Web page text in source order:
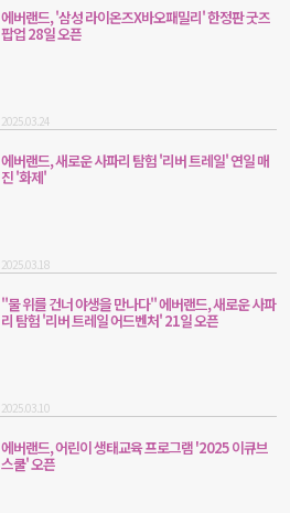
에버랜드, '삼성 라이온즈X바오패밀리' 한정판 굿즈
팝업 28일 오픈
2025.03.24
에버랜드, 새로운 사파리 탐험 '리버 트레일' 연일 매
진 '화제'
2025.03.18
"물 위를 건너 야생을 만나다" 에버랜드, 새로운 사파
리 탐험 '리버 트레일 어드벤처' 21일 오픈
2025.03.10
에버랜드, 어린이 생태교육 프로그램 '2025 이큐브
스쿨' 오픈